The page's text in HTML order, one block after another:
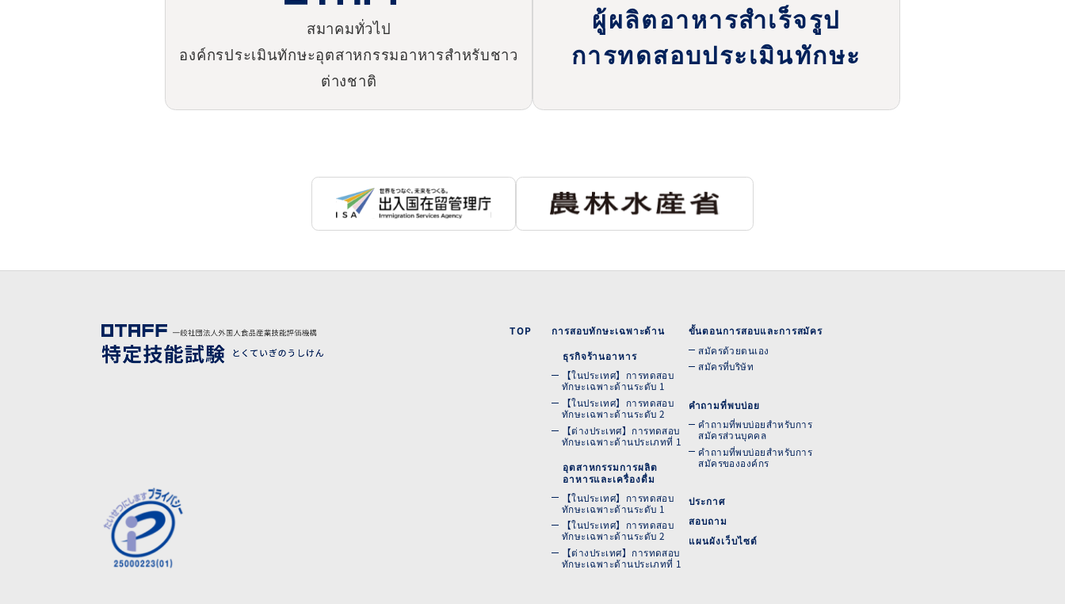
สมาคมทั่วไป
องค์กรประเมินทักษะอุตสาหกรรมอาหารสำหรับชาว
ต่างชาติ
ผู้ผลิตอาหารสำเร็จรูป
การทดสอบประเมินทักษะ
TOP
การสอบทักษะเฉพาะด้าน
ธุรกิจร้านอาหาร
【ในประเทศ】การทดสอบ
ทักษะเฉพาะด้านระดับ 1
【ในประเทศ】การทดสอบ
ทักษะเฉพาะด้านระดับ 2
【ต่างประเทศ】การทดสอบ
ทักษะเฉพาะด้านประเภทที่ 1
อุตสาหกรรมการผลิต
อาหารและเครื่องดื่ม
【ในประเทศ】การทดสอบ
ทักษะเฉพาะด้านระดับ 1
【ในประเทศ】การทดสอบ
ทักษะเฉพาะด้านระดับ 2
【ต่างประเทศ】การทดสอบ
ทักษะเฉพาะด้านประเภทที่ 1
ขั้นตอนการสอบและการสมัคร
สมัครด้วยตนเอง
สมัครที่บริษัท
คำถามที่พบบ่อย
คำถามที่พบบ่อยสำหรับการ
สมัครส่วนบุคคล
คำถามที่พบบ่อยสำหรับการ
สมัครขององค์กร
ประกาศ
สอบถาม
แผนผังเว็บไซต์